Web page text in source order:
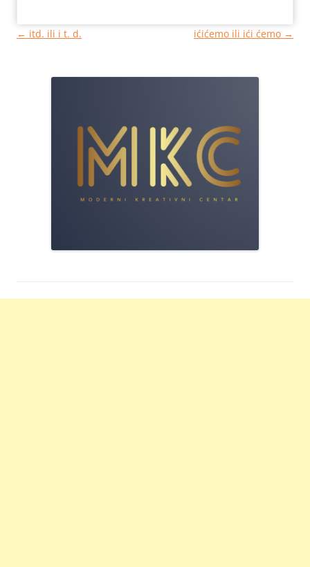
Кретање
← itd. ili i t. d. ićićemo ili ići ćemo →